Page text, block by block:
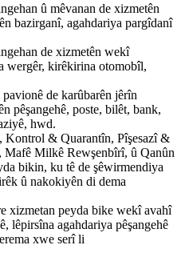
û mêvanan de xizmetên
bazirganî, agahdariya pargîdanî
de xizmetên wekî
wergêr, kirêkirina otomobîl,
de karûbarên jêrîn
pêşangehê, poste, bilêt, bank,
hwd.
& Quarantîn, Pîşesazî &
Milkê Rewşenbîrî, û Qanûn
bikin, ku tê de şêwirmendiya
û nakokiyên di dema
xizmetan peyda bike wekî avahî
lêpirsîna agahdariya pêşangehê
xwe serî li